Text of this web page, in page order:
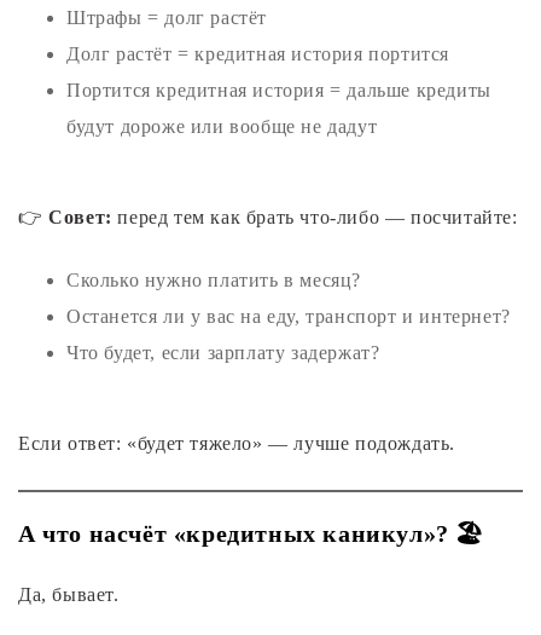
Штрафы = долг растёт
Долг растёт = кредитная история портится
Портится кредитная история = дальше кредиты
будут дороже или вообще не дадут
👉Совет:перед тем как брать что-либо — посчитайте:
Сколько нужно платить в месяц?
Останется ли у вас на еду, транспорт и интернет?
Что будет, если зарплату задержат?
Если ответ: «будет тяжело» — лучше подождать.
А что насчёт «кредитных каникул»? 🏖️
Да, бывает.